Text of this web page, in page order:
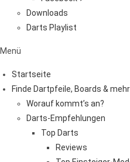
Downloads
Darts Playlist
Menü
Startseite
Finde Dartpfeile, Boards &
Worauf kommt’s an?
Darts-Empfehlungen
Top Darts
Reviews